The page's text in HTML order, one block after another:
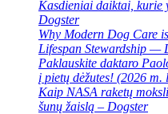
Kasdieniai daiktai, kurie
Dogster
Why Modern Dog Care
Lifespan Stewardship —
Paklauskite daktaro
į pietų dėžutes! (2026 m.
Kaip NASA raketų
šunų žaislą – Dogster